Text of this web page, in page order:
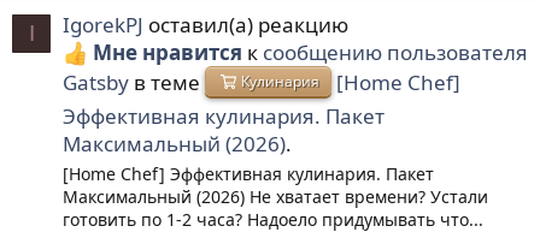
I IgorekPJ оставил(а) реакцию
Мне нравится к сообщению пользователя
Gatsby в теме Кулинария
[Home Chef]
Эффективная кулинария. Пакет
Максимальный (2026).
[Home Chef] Эффективная кулинария. Пакет
Максимальный (2026) Не хватает времени? Устали
готовить по 1-2 часа? Надоело придумывать что...